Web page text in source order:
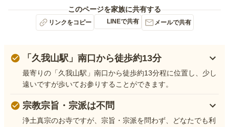
このページを家族に共有する
リンクをコピー LINEで共有 メールで共有
「久我山駅」南口から徒歩約13分
最寄りの「久我山駅」南口から徒歩約13分程に位置し、少し
遠いですが歩いてお参りすることができます。
宗教宗旨・宗派は不問
浄土真宗のお寺ですが、宗旨・宗派を問わず、どなたでも利